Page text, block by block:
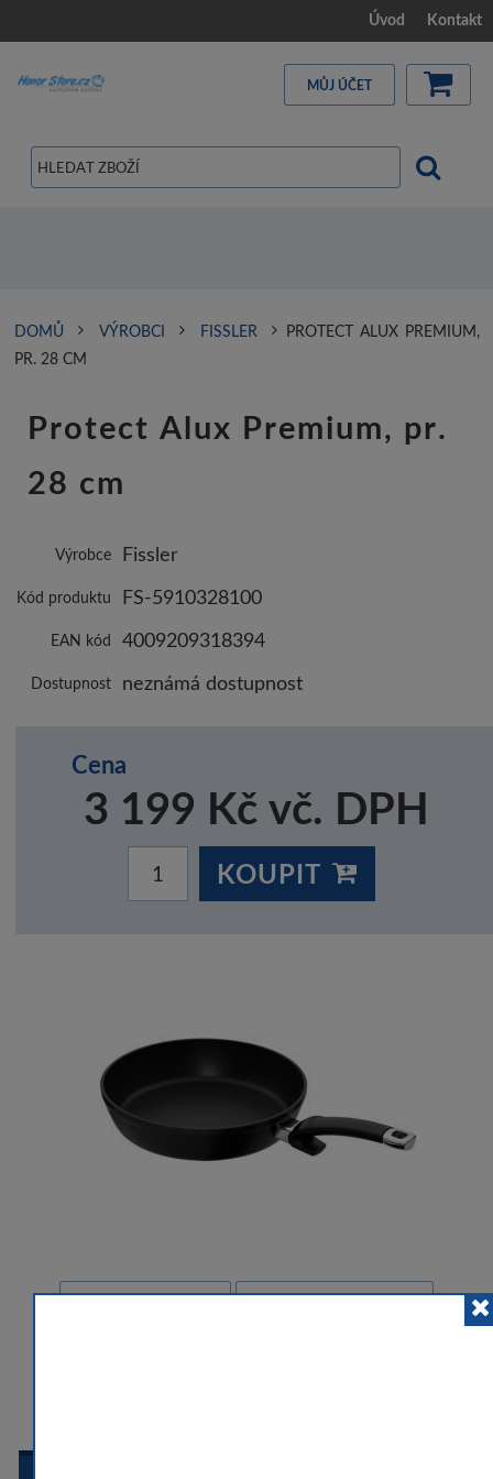
Úvod Kontakt
MŮJ ÚČET
DOMŮ VÝROBCI FISSLER
PROTECT ALUX PREMIUM,
PR. 28 CM
Protect Alux Premium, pr.
28 cm
Výrobce Fissler
Kód produktu FS-5910328100
EAN kód 4009209318394
Dostupnost neznámá dostupnost
Cena
3 199 Kč vč. DPH
KOUPIT